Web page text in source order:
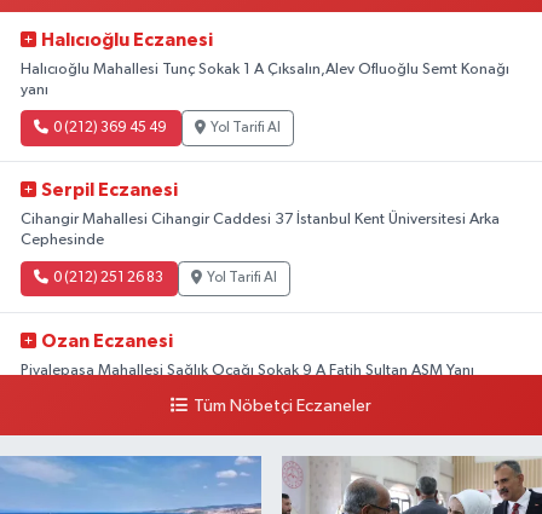
Halıcıoğlu Eczanesi
Halıcıoğlu Mahallesi Tunç Sokak 1 A Çıksalın,Alev Ofluoğlu Semt Konağı
yanı
0 (212) 369 45 49 Yol Tarifi Al
Serpil Eczanesi
Cihangir Mahallesi Cihangir Caddesi 37 İstanbul Kent Üniversitesi Arka
Cephesinde
0 (212) 251 26 83 Yol Tarifi Al
Ozan Eczanesi
Piyalepaşa Mahallesi Sağlık Ocağı Sokak 9 A Fatih Sultan ASM Yanı
Yol Tarifi Al
Tüm Nöbetçi Eczaneler